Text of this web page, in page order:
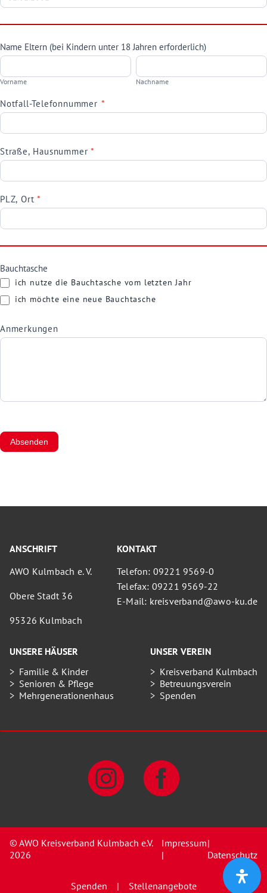
Name Eltern (bei Kindern unter 18 Jahren erforderlich)
Vorname
Vorname
Nachname
Nachname
Notfall-Telefonnummer *
Straße, Hausnummer*
PLZ, Ort*
Bauchtasche
ich nutze die Bauchtasche vom letzten Jahr
ich möchte eine neue Bauchtasche
Anmerkungen
Absenden
ANSCHRIFT
AWO Kulmbach e. V.
Obere Stadt 36
95326 Kulmbach
KONTAKT
Telefon: 09221 9569-0
Telefax: 09221 9569-22
E-Mail: kreisverband@awo-ku.de
UNSERE HÄUSER
Familie & Kinder
Senioren & Pflege
Mehrgenerationenhaus
UNSER VEREIN
Kreisverband Kulmbach
Betreuungsverein
Spenden
© AWO Kreisverband Kulmbach e.V.
2026
Impressum
|
|
Datenschutz
Spenden Stellenangebote